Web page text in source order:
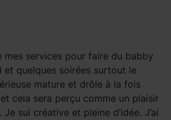
mes services pour faire du babby
et quelques soirées surtout le
mature et drôle à la fois
cela sera perçu comme un plaisir
Je sui créative et pleine d’idée. J’ai